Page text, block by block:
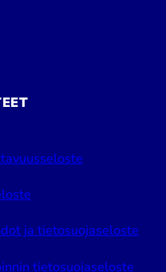
ja tietosuojaseloste
tietosuojaseloste